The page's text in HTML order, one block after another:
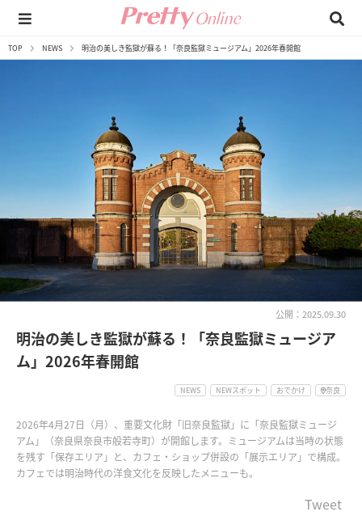
TOP NEWS 明治の美しき監獄が蘇る！「奈良監獄ミュージアム」2026年春開館
公開：2025.09.30
明治の美しき監獄が蘇る！「奈良監獄ミュージア
ム」2026年春開館
NEWS NEWスポット おでかけ 奈良
2026年4月27日（月）、重要文化財「旧奈良監獄」に「奈良監獄ミュージ
アム」（奈良県奈良市般若寺町）が開館します。ミュージアムは当時の状態
を残す「保存エリア」と、カフェ・ショップ併設の「展示エリア」で構成。
カフェでは明治時代の洋食文化を反映したメニューも。
Tweet